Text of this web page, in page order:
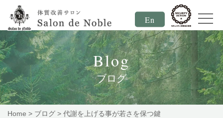
En
Blog
ブログ
Home > ブログ > 代謝を上げる事が若さを保つ鍵